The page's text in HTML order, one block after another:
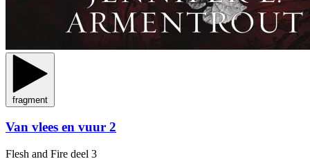
fragment
Van vlees en vuur 2
Flesh and Fire deel 3